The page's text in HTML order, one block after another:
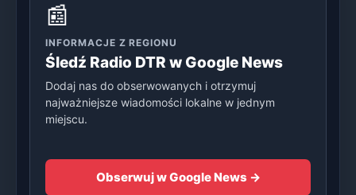
📰
INFORMACJE Z REGIONU
Śledź Radio DTR w Google News
Dodaj nas do obserwowanych i otrzymuj
najważniejsze wiadomości lokalne w jednym
miejscu.
Obserwuj w Google News →